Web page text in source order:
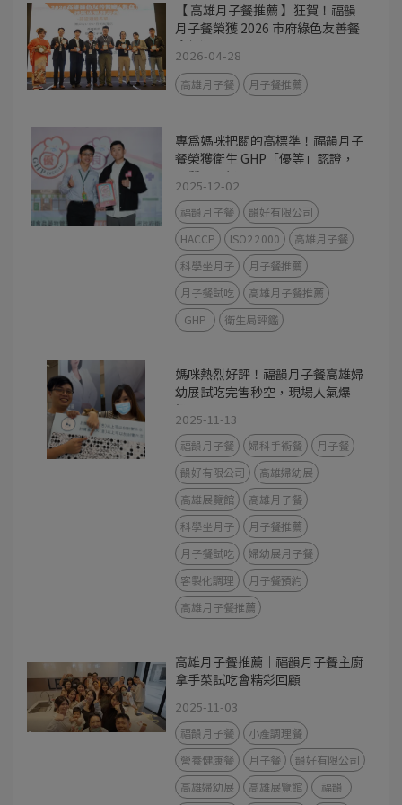
【 高雄月子餐推薦 】狂賀！福韻
月子餐榮獲 2026 市府綠色友善餐
盒優選
2026-04-28
高雄月子餐 月子餐推薦
專為媽咪把關的高標準！福韻月子
餐榮獲衛生 GHP「優等」認證，
品質再升級
2025-12-02
福韻月子餐
韻好有限公司
HACCP
ISO22000
高雄月子餐
科學坐月子
月子餐推薦
月子餐試吃
高雄月子餐推薦
GHP
衛生局評鑑
媽咪熱烈好評！福韻月子餐高雄婦
幼展試吃完售秒空，現場人氣爆
棚！
2025-11-13
福韻月子餐 婦科手術餐
月子餐
韻好有限公司
高雄婦幼展
高雄展覽館
高雄月子餐
科學坐月子
月子餐推薦
月子餐試吃
婦幼展月子餐
客製化調理
月子餐預約
高雄月子餐推薦
高雄月子餐推薦｜福韻月子餐主廚
拿手菜試吃會精彩回顧
2025-11-03
福韻月子餐
小產調理餐
營養健康餐
月子餐
韻好有限公司
高雄婦幼展
高雄展覽館
福韻